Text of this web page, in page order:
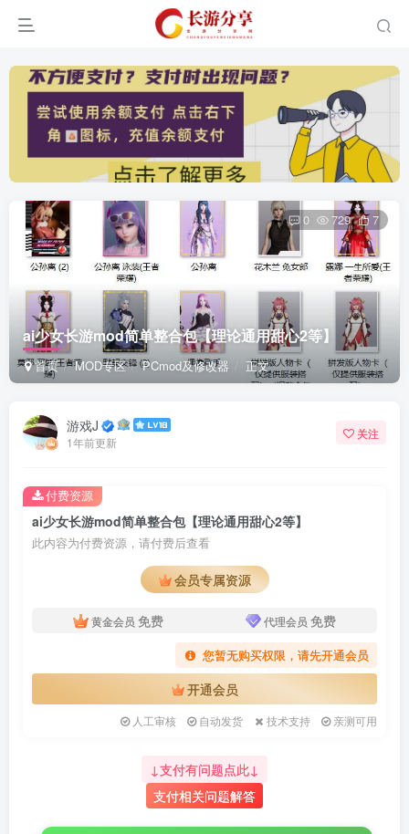
ai少女长游mod简单整合包【理论通用甜心2等】
首页 MOD专区 PCmod及修改器 正文
0 729 7
游戏J
1年前更新
关注
ai少女长游mod简单整合包【理论通用甜心2等】
此内容为付费资源，请付费后查看
会员专属资源
黄金会员 免费 代理会员 免费
您暂无购买权限，请先开通会员
开通会员
人工审核 自动发货 技术支持 亲测可用
付费资源
↓支付有问题点此↓
支付相关问题解答